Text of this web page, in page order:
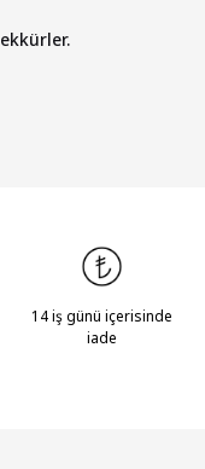
14 iş günü içerisinde
iade